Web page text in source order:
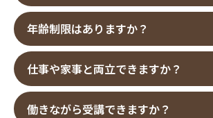
年齢制限はありますか？
仕事や家事と両立できますか？
働きながら受講できますか？